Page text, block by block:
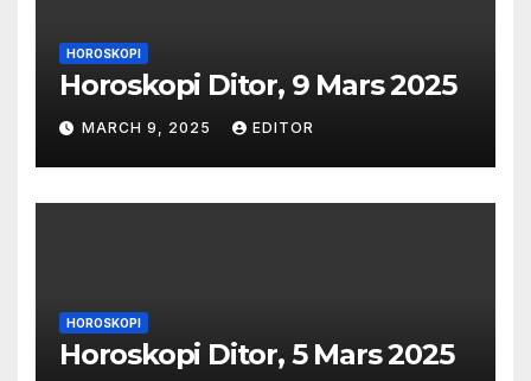
HOROSKOPI
Horoskopi Ditor, 9 Mars 2025
MARCH 9, 2025 EDITOR
HOROSKOPI
Horoskopi Ditor, 5 Mars 2025